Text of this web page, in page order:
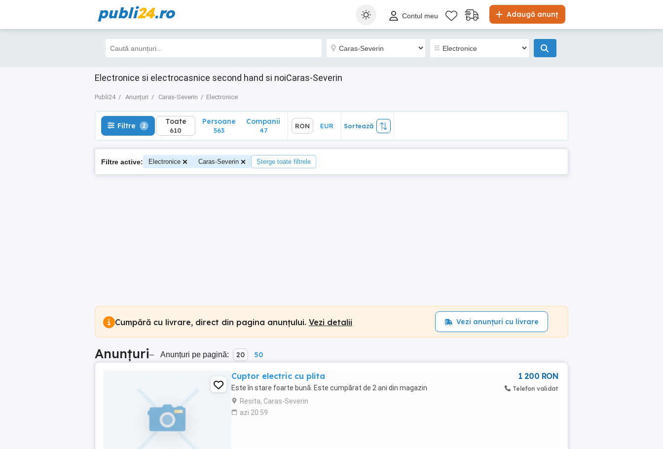
publi24.ro Adaugă anunț
Contul meu
Electronice si electrocasnice second hand si noiCaras-Severin
Publi24 Anunțuri Caras-Severin Electronice
Filtre 2 Toate
610
Sortează
Filtre 2 Toate
610
Persoane
563
Companii
47
RON EUR Sortează
Filtre active: Electronice Caras-Severin Șterge toate filtrele
Cumpără cu livrare, direct din pagina anunțului. Vezi detalii Vezi anunțuri cu livrare
Anunțuri– Anunțuri pe pagină: 20 50
Cuptor electric cu plita
Este în stare foarte bună. Este cumpărat de 2 ani din magazin
Resita, Caras-Severin
azi 20:59
1 200 RON
Telefon validat